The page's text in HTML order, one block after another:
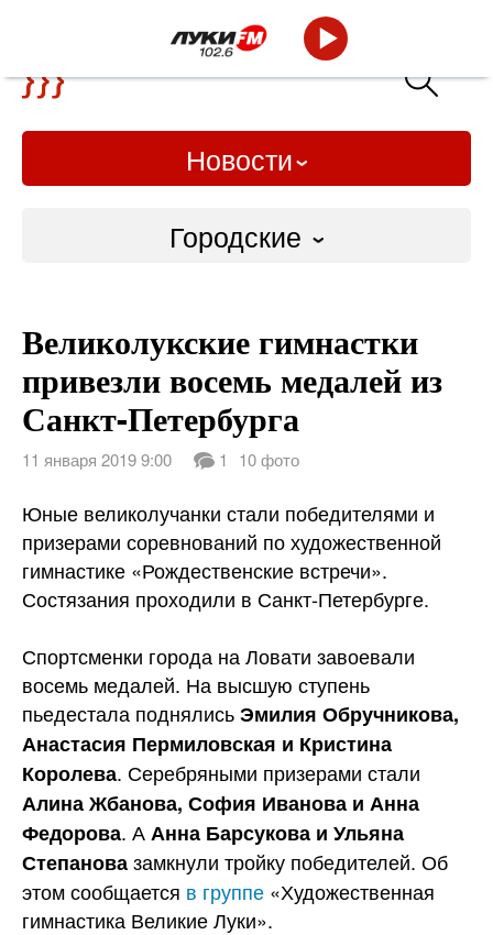
Новости
Городские
Слово Дело
Народные
ВТРК
Великолукские гимнастки
привезли восемь медалей из
Санкт-Петербурга
11 января 2019 9:00 1 10 фото
Юные великолучанки стали победителями и
призерами соревнований по художественной
гимнастике «Рождественские встречи».
Состязания проходили в Санкт-Петербурге.
Спортсменки города на Ловати завоевали
восемь медалей. На высшую ступень
пьедестала поднялисьЭмилия Обручникова,
Анастасия Пермиловская и Кристина
Королева. Серебряными призерами стали
Алина Жбанова, София Иванова и Анна
Федорова. ААнна Барсукова и Ульяна
Степановазамкнули тройку победителей. Об
этом сообщается в группе «Художественная
гимнастика Великие Луки».